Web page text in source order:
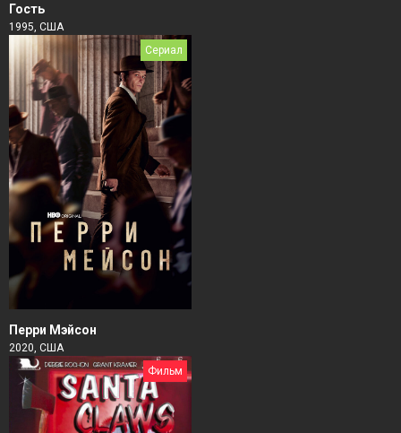
Гость
1995, США
Сериал
Перри Мэйсон
2020, США
Фильм